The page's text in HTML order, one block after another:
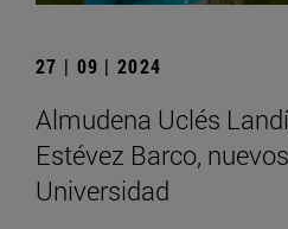
27 | 09 | 2024
Almudena Uclés
Estévez Barco,
Universidad